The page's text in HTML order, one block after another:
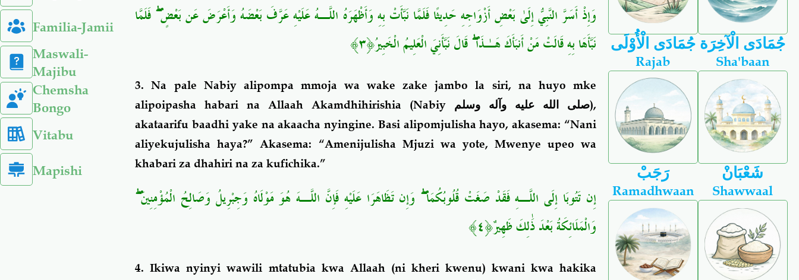
Familia-Jamii
Maswali-
Majibu
Chemsha
Bongo
Vitabu
Mapishi
وَإِذْ أَسَرَّ النَّبِيُّ إِلَىٰ بَعْضِ أَزْوَاجِهِ حَدِيثًا فَلَمَّا نَبَّأَتْ بِهِ وَأَظْهَرَهُ اللَّـهُ عَلَيْهِ عَرَّفَ بَعْضَهُ وَأَعْرَضَ عَن بَعْضٍۖ فَلَمَّا
نَبَّأَهَا بِهِ قَالَتْ مَنْ أَنبَأَكَ هَـٰذَاۖقَالَنَبَّأَنِيَ الْعَلِيمُ الْخَبِيرُ﴿٣﴾
3. Na pale Nabiy alipompa mmoja wa wake zake jambo la siri, na huyo mke
alipoipasha habari na Allaah Akamdhihirishia (Nabiy صلى الله عليه وآله وسلم),
akataarifu baadhi yake na akaacha nyingine. Basi alipomjulisha hayo, akasema: “Nani
aliyekujulisha haya?” Akasema: “Amenijulisha Mjuzi wa yote, Mwenye upeo wa
khabari za dhahiri na za kufichika.”
إِن تَتُوبَا إِلَى اللَّـهِ فَقَدْ صَغَتْ قُلُوبُكُمَاۖ وَإِن تَظَاهَرَا عَلَيْهِ فَإِنَّ اللَّـهَ هُوَ مَوْلَاهُ وَجِبْرِيلُ وَصَالِحُ الْمُؤْمِنِينَۖ
وَالْمَلَائِكَةُ بَعْدَ ذَٰلِكَ ظَهِيرٌ﴿٤﴾
4. Ikiwa nyinyi wawili mtatubia kwa Allaah (ni kheri kwenu) kwani kwa hakika
جُمَادَى الْأُوْلَى جُمَادَى الْآخِرَة
Rajab
رَجَبْ
Sha'baan
شَعْبَانْ
Ramadhwaan Shawwaal